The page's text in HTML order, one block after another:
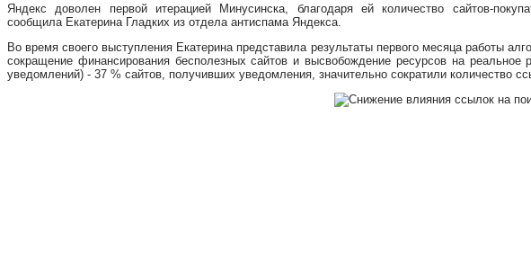
Яндекс доволен первой итерацией Минусинска, благодаря ей количество сайтов-
сообщила Екатерина Гладких из отдела антиспама Яндекса.
Во время своего выступления Екатерина представила результаты первого месяца работы
сокращение финансирования бесполезных сайтов и высвобождение ресурсов на
уведомлений) - 37 % сайтов, получивших уведомления, значительно сократили количество